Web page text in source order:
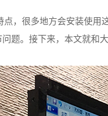
很多地方会安装使用
题。接下来，本文就和